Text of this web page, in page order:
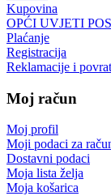
Kupovina
OPĆI UVJETI
Plaćanje
Registracija
Reklamacije i
Moj račun
Moj profil
Moji podaci za
Dostavni podaci
Moja lista želja
Moja košarica